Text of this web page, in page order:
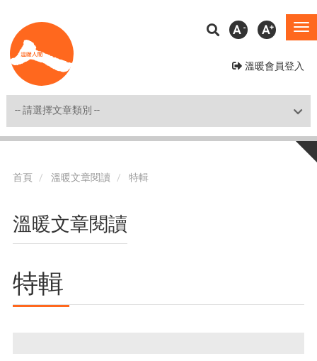
至
主
溫暖會員登入
A A
Shortcut
首頁 溫暖文章閱讀 特輯
溫暖文章閱讀
特輯